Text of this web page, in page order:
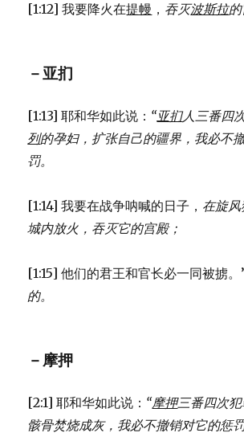
[1:12] 我要降火在提幔 ， 吞灭波斯拉
－亚扪
[1:13] 耶和华如此说： “亚扪人三番四
列的孕妇， 扩张自己的疆界， 我必不
罚。
[1:14] 我要在战争呐喊的日子， 在旋风
城内放火， 吞灭它的宫殿；
[1:15] 他们的君王和官长必一同被掳。
的。
－摩押
[2:1] 耶和华如此说： “摩押三番四次犯
骸骨焚烧成灰， 我必不撤销对它的惩罚